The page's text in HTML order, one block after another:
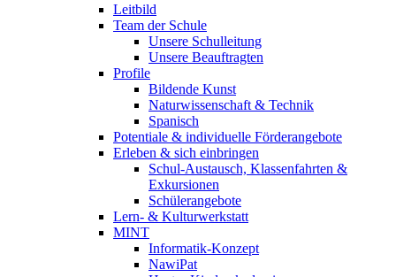
Leitbild
Team der Schule
Unsere Schulleitung
Unsere Beauftragten
Profile
Bildende Kunst
Naturwissenschaft & Technik
Spanisch
Potentiale & individuelle Förderangebote
Erleben & sich einbringen
Schul-Austausch, Klassenfahrten &
Exkursionen
Schülerangebote
Lern- & Kulturwerkstatt
MINT
Informatik-Konzept
NawiPat